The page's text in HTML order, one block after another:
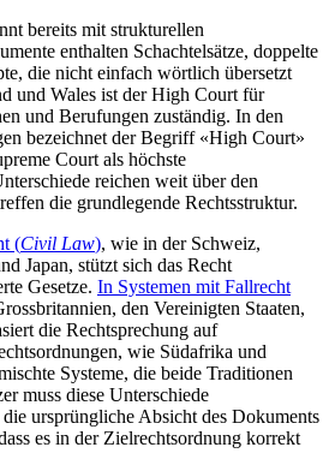
bereits mit strukturellen
enthalten Schachtelsätze, doppelte
die nicht einfach wörtlich übersetzt
und Wales ist der High Court für
und Berufungen zuständig. In den
bezeichnet der Begriff «High Court»
Court als höchste
reichen weit über den
die grundlegende Rechtsstruktur.
(Civil Law), wie in der Schweiz,
Japan, stützt sich das Recht
Gesetze. In Systemen mit Fallrecht
den Vereinigten Staaten,
die Rechtsprechung auf
wie Südafrika und
Systeme, die beide Traditionen
muss diese Unterschiede
ursprüngliche Absicht des Dokuments
es in der Zielrechtsordnung korrekt